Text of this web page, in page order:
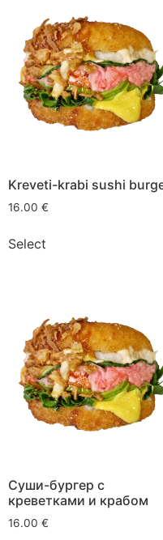
Kreveti-krabi sushi
16.00 €
Select
Суши-бургер с
креветками и крабом
16.00 €